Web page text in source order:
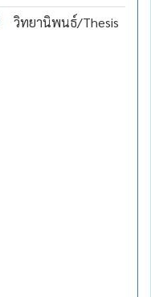
วิทยานิพนธ์/Thesis